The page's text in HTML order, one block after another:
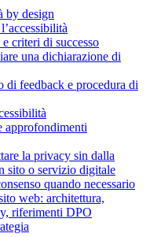
by design
criteri di successo
una dichiarazione di
di feedback e procedura di
approfondimenti
la privacy sin dalla
sito o servizio digitale
quando necessario
web: architettura,
riferimenti DPO